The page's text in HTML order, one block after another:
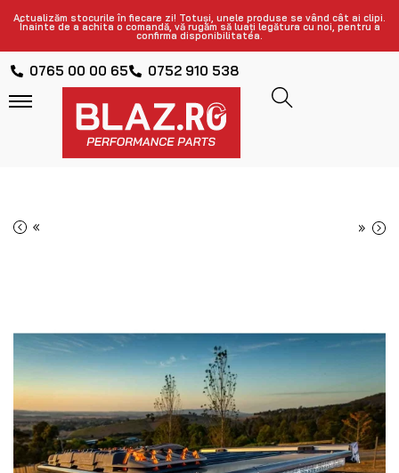
Actualizăm stocurile în fiecare zi! Totuși, unele produse se vând cât ai clipi.
Înainte de a achita o comandă, vă rugăm să luați legătura cu noi, pentru a
confirma disponibilitatea.
0765 00 00 65 0752 910 538
« »